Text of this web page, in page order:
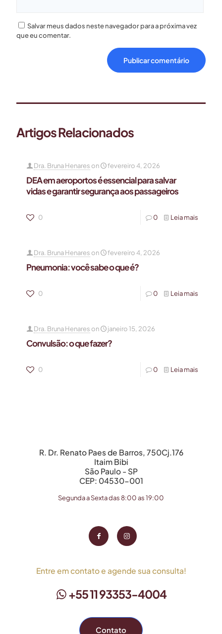
Salvar meus dados neste navegador para a próxima vez
que eu comentar.
Artigos Relacionados
Dra. Bruna Henares on fevereiro 4, 2026
DEA em aeroportos é essencial para salvar
vidas e garantir segurança aos passageiros
0 0 Leia mais
Dra. Bruna Henares on fevereiro 4, 2026
Pneumonia: você sabe o que é?
0 0 Leia mais
Dra. Bruna Henares on janeiro 15, 2026
Convulsão: o que fazer?
0 0 Leia mais
R. Dr. Renato Paes de Barros, 750Cj.176
Itaim Bibi
São Paulo - SP
CEP: 04530-001
Segunda a Sexta das 8:00 as 19:00
Entre em contato e agende sua consulta!
+55 11 93353-4004
Contato